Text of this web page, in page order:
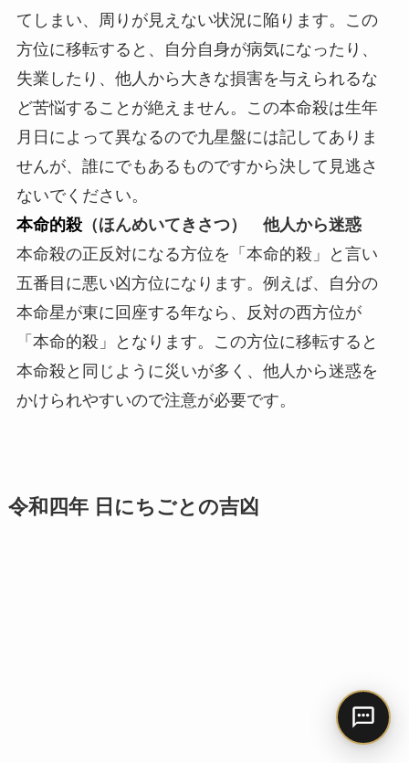
てしまい、周りが見えない状況に陥ります。この
方位に移転すると、自分自身が病気になったり、
失業したり、他人から大きな損害を与えられるな
ど苦悩することが絶えません。この本命殺は生年
月日によって異なるので九星盤には記してありま
せんが、誰にでもあるものですから決して見逃さ
ないでください。
本命的殺（ほんめいてきさつ） 他人から迷惑
本命殺の正反対になる方位を「本命的殺」と言い
五番目に悪い凶方位になります。例えば、自分の
本命星が東に回座する年なら、反対の西方位が
「本命的殺」となります。この方位に移転すると
本命殺と同じように災いが多く、他人から迷惑を
かけられやすいので注意が必要です。
令和四年 日にちごとの吉凶